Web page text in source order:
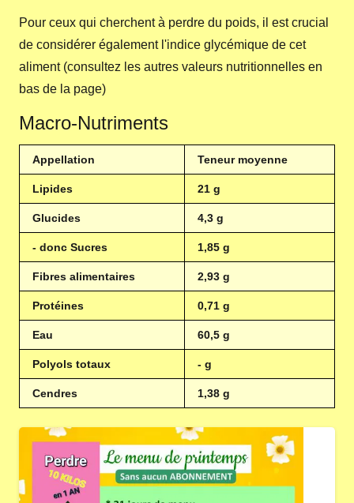
Pour ceux qui cherchent à perdre du poids, il est crucial
de considérer également l'indice glycémique de cet
aliment (consultez les autres valeurs nutritionnelles en
bas de la page)
Macro-Nutriments
Appellation Teneur moyenne
Lipides 21 g
Glucides 4,3 g
- donc Sucres 1,85 g
Fibres alimentaires 2,93 g
Protéines 0,71 g
Eau 60,5 g
Polyols totaux - g
Cendres 1,38 g